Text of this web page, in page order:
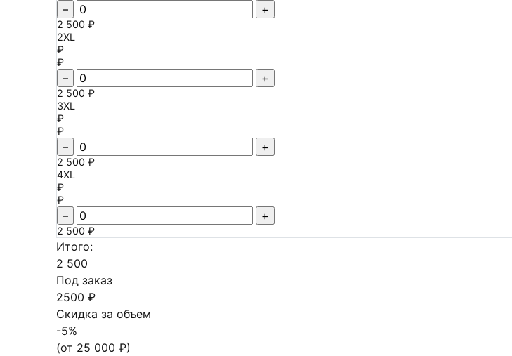
– +
2 500 ₽
2XL
₽
₽
– +
2 500 ₽
3XL
₽
₽
– +
2 500 ₽
4XL
₽
₽
– +
2 500 ₽
Итого:
2 500
Под заказ
2500 ₽
Скидка за объем
-5%
(от 25 000 ₽)